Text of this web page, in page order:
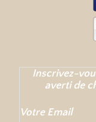
Inscrivez-
averti de
Votre Email